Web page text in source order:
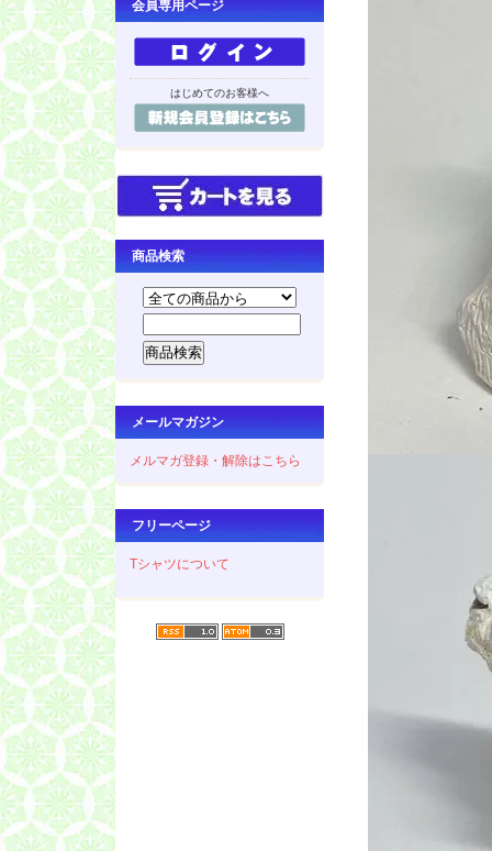
会員専用ページ
はじめてのお客様へ
商品検索
メールマガジン
メルマガ登録・解除はこちら
フリーページ
Tシャツについて